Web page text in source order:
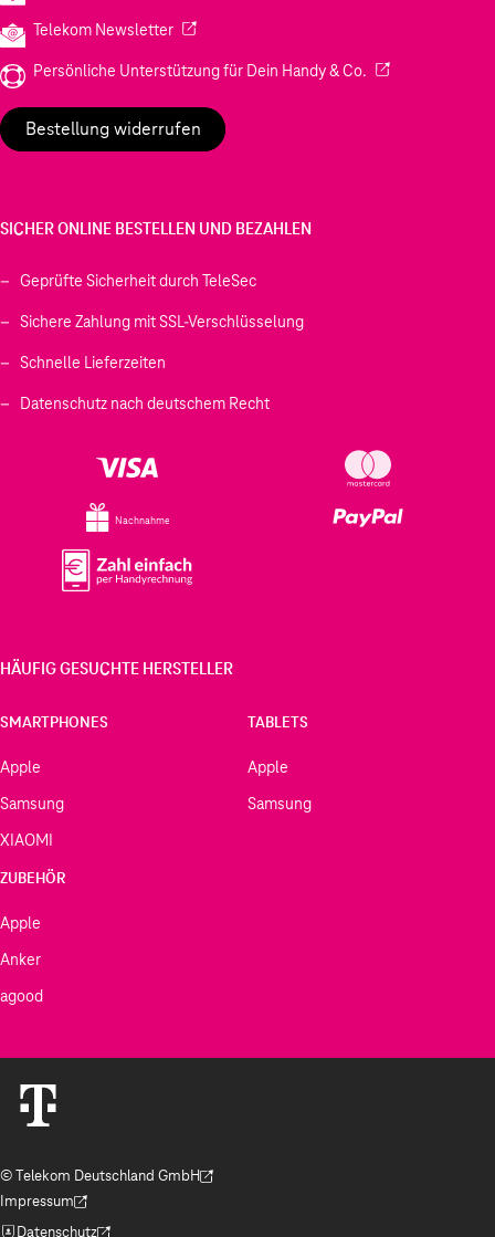
Telekom Newsletter(Wird in einem neuen Tab geöffnet)
Persönliche Unterstützung für Dein Handy & Co. (Wird in einem
Bestellung widerrufen
SICHER ONLINE BESTELLEN UND BEZAHLEN
Geprüfte Sicherheit durch TeleSec
Sichere Zahlung mit SSL-Verschlüsselung
Schnelle Lieferzeiten
Datenschutz nach deutschem Recht
Nachnahme
HÄUFIG GESUCHTE HERSTELLER
SMARTPHONES
Apple
Samsung
XIAOMI
TABLETS
Apple
Samsung
ZUBEHÖR
Apple
Anker
agood
© Telekom Deutschland GmbH
(Der Link wird in einem neuen Tab geöffnet)
Impressum
(Der Link wird in einem neuen Tab geöffnet)
Datenschutz